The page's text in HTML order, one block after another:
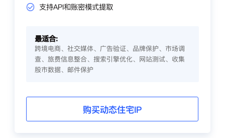
支持API和账密模式提取
最适合:
跨境电商、社交媒体、广告验证、品牌保护、市场调
查、旅费信息整合、搜索引擎优化、网站测试、收集
股市数据、邮件保护
购买动态住宅IP